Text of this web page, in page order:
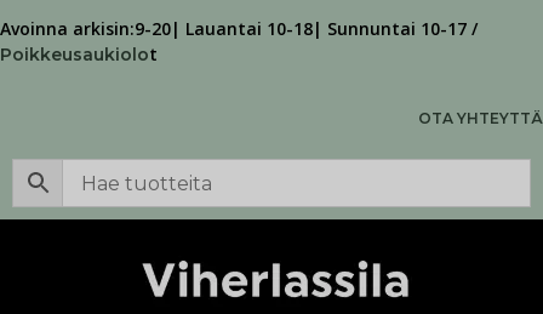
Avoinna arkisin:9-20| Lauantai 10-18| Sunnuntai 10-17 /
Poikkeusaukiolot
OTA YHTEYTTÄ